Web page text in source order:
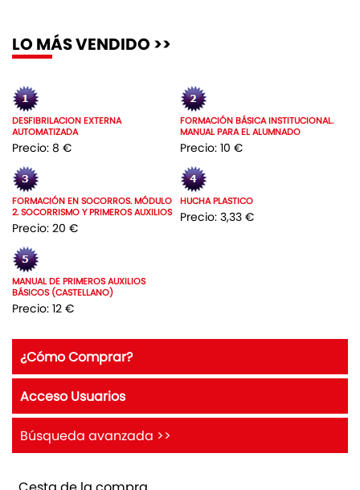
LO MÁS VENDIDO >>
DESFIBRILACION EXTERNA
AUTOMATIZADA
Precio: 8 €
FORMACIÓN BÁSICA INSTITUCIONAL.
MANUAL PARA EL ALUMNADO
Precio: 10 €
FORMACIÓN EN SOCORROS. MÓDULO
2. SOCORRISMO Y PRIMEROS AUXILIOS
Precio: 20 €
HUCHA PLASTICO
Precio: 3,33 €
MANUAL DE PRIMEROS AUXILIOS
BÁSICOS (CASTELLANO)
Precio: 12 €
¿Cómo Comprar?
Acceso Usuarios
Búsqueda avanzada >>
Cesta de la compra